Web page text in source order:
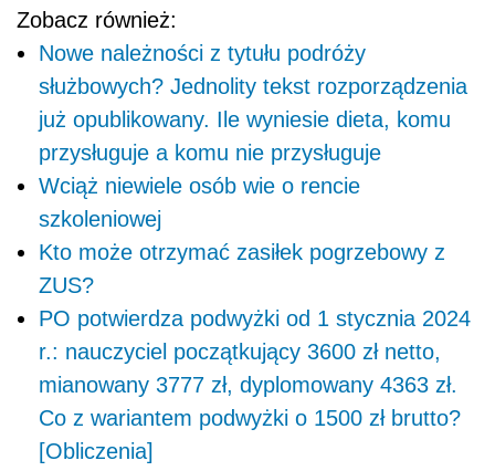
Zobacz również:
Nowe należności z tytułu podróży
służbowych? Jednolity tekst rozporządzenia
już opublikowany. Ile wyniesie dieta, komu
przysługuje a komu nie przysługuje
Wciąż niewiele osób wie o rencie
szkoleniowej
Kto może otrzymać zasiłek pogrzebowy z
ZUS?
PO potwierdza podwyżki od 1 stycznia 2024
r.: nauczyciel początkujący 3600 zł netto,
mianowany 3777 zł, dyplomowany 4363 zł.
Co z wariantem podwyżki o 1500 zł brutto?
[Obliczenia]